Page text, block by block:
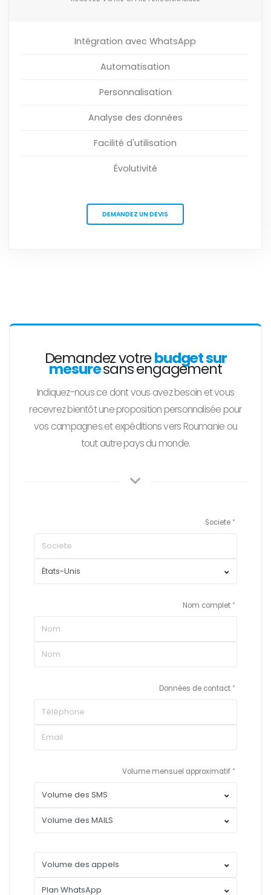
Intégration avec WhatsApp
Automatisation
Personnalisation
Analyse des données
Facilité d'utilisation
Évolutivité
DEMANDEZ UN DEVIS
Demandez votrebudget sur
mesuresans engagement
Indiquez-nous ce dont vous avez besoin et vous
recevrez bientôt une proposition personnalisée pour
vos campagnes et expéditions vers Roumanie ou
tout autre pays du monde.
Societe
Nom complet
Données de contact
Volume mensuel approximatif